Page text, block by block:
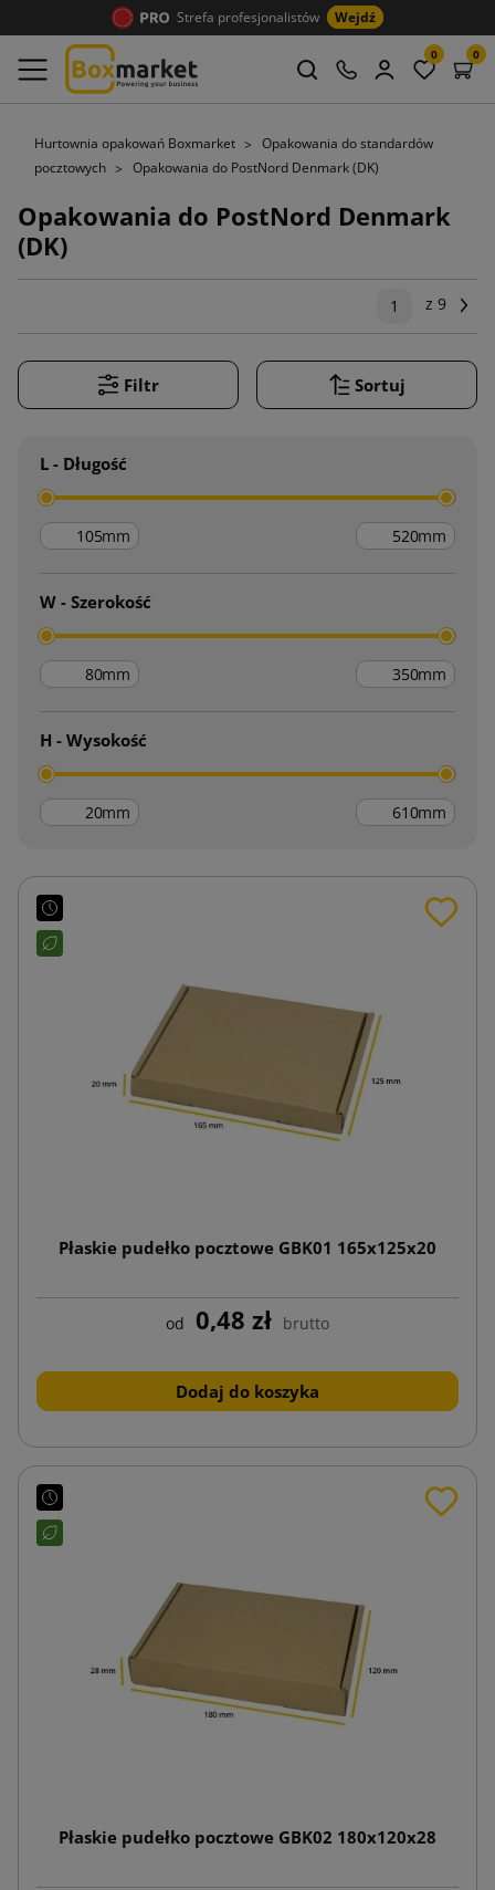
Strefa profesjonalistów Wejdź
0 0
Hurtownia opakowań Boxmarket
Opakowania do standardów
pocztowych
Opakowania do PostNord Denmark (DK)
Opakowania do PostNord Denmark
(DK)
1 z 9
Filtr Sortuj
L - Długość
mm mm
W - Szerokość
mm mm
H - Wysokość
mm mm
Płaskie pudełko pocztowe GBK01 165x125x20
od 0,48 zł brutto
Dodaj do koszyka
Płaskie pudełko pocztowe GBK02 180x120x28